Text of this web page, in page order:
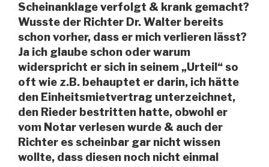
Scheinanklage verfolgt & krank gemacht?
Wusste der Richter Dr. Walter bereits
schon vorher, dass er mich verlieren lässt?
Ja ich glaube schon oder warum
widerspricht er sich in seinem „Urteil“ so
oft wie z.B. behauptet er darin, ich hätte
den Einheitsmietvertrag unterzeichnet,
den Rieder bestritten hatte, obwohl er
vom Notar verlesen wurde & auch der
Richter es scheinbar gar nicht wissen
wollte, dass diesen noch nicht einmal